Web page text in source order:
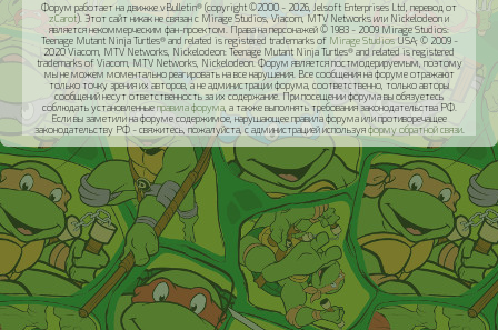
Форум работает на движке vBulletin® (copyright ©2000 - 2026, Jelsoft Enterprises Ltd, перевод от
zCarot). Этот сайт никак не связан с Mirage Studios, Viacom, MTV Networks или Nickelodeon и
является некоммерческим фан-проектом. Права на персонажей © 1983 - 2009 Mirage Studios:
Teenage Mutant Ninja Turtles® and related is registered trademarks of Mirage StudiosUSA; © 2009 -
2020 Viacom, MTV Networks, Nickelodeon: Teenage Mutant Ninja Turtles® and related is registered
trademarks of Viacom, MTV Networks, Nickelodeon. Форум является постмодерируемым, поэтому
мы не можем моментально реагировать на все нарушения. Все сообщения на форуме отражают
только точку зрения их авторов, а не администрации форума, соответственно, только авторы
сообщений несут ответственность за их содержание. При посещении форума вы обязуетесь
соблюдать установленныеправила форума, а также выполнять требования законодательства РФ.
Если вы заметили на форуме содержимое, нарушающее правила форума или противоречащее
законодательству РФ - свяжитесь, пожалуйста, с администрацией используяформу обратной связи.